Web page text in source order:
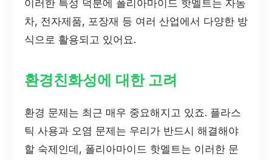
이러한 특성 덕분에 폴리아마이드 핫멜트는 자동
차, 전자제품, 포장재 등 여러 산업에서 다양한 방
식으로 활용되고 있어요.
환경친화성에 대한 고려
환경 문제는 최근 매우 중요해지고 있죠. 플라스
틱 사용과 오염 문제는 우리가 반드시 해결해야
할 숙제인데, 폴리아마이드 핫멜트는 이러한 문